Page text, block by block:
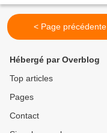
< Page précédente
Hébergé par Overblog
Top articles
Pages
Contact